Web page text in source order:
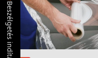
Beszélgetés indítása